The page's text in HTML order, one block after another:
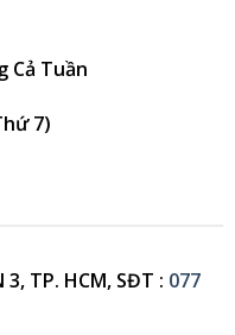
Cả Tuần
7)
3, TP. HCM, SĐT : 077